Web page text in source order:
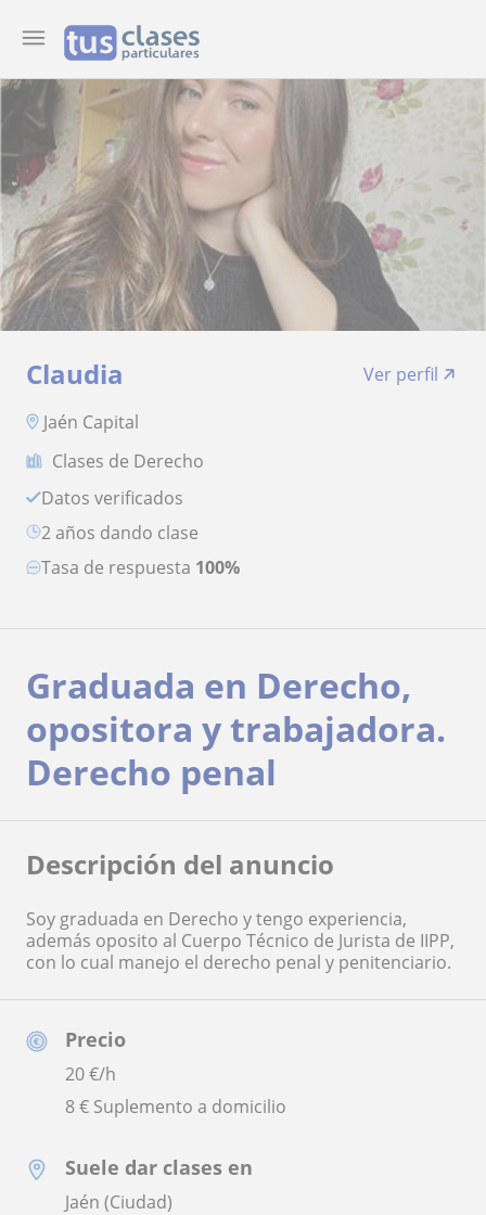
Claudia
Ver perfil
Jaén Capital
Clases de Derecho
Datos verificados
2 años dando clase
Tasa de respuesta 100%
Precio
20€/h
8 € Suplemento a domicilio
Suele dar clases en
Jaén (Ciudad)
Graduada en Derecho,
opositora y trabajadora.
Derecho penal
Descripción del anuncio
Soy graduada en Derecho y tengo experiencia,
además oposito al Cuerpo Técnico de Jurista de IIPP,
con lo cual manejo el derecho penal y penitenciario.